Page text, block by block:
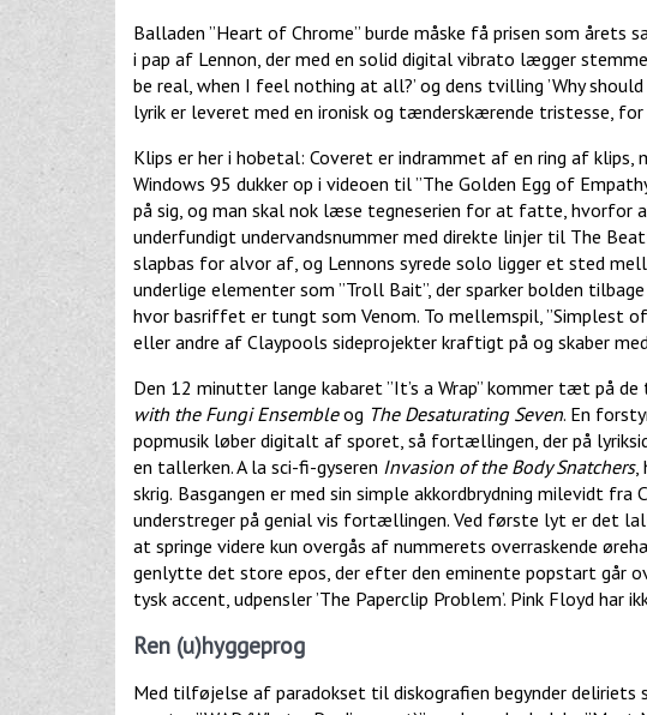
Balladen ”Heart of Chrome” burde måske få prisen som årets
i pap af Lennon, der med en solid digital vibrato lægger
be real, when I feel nothing at all?’ og dens tvilling ’Why
lyrik er leveret med en ironisk og tænderskærende tristesse,
Klips er her i hobetal: Coveret er indrammet af en ring af
Windows 95 dukker op i videoen til ”The Golden Egg of
på sig, og man skal nok læse tegneserien for at fatte, hvorfor
underfundigt undervandsnummer med direkte linjer til The
slapbas for alvor af, og Lennons syrede solo ligger et sted
underlige elementer som ”Troll Bait”, der sparker bolden
hvor basriffet er tungt som Venom. To mellemspil, ”Simplest
eller andre af Claypools sideprojekter kraftigt på og skaber
Den 12 minutter lange kabaret ”It’s a Wrap” kommer tæt på
with the Fungi Ensemble og The Desaturating Seven. En
popmusik løber digitalt af sporet, så fortællingen, der på
en tallerken. A la sci-fi-gyseren Invasion of the Body Snatchers,
skrig. Basgangen er med sin simple akkordbrydning milevidt
understreger på genial vis fortællingen. Ved første lyt er det
at springe videre kun overgås af nummerets overraskende
genlytte det store epos, der efter den eminente popstart går
tysk accent, udpensler ’The Paperclip Problem’. Pink Floyd har
Ren (u)hyggeprog
Med tilføjelse af paradokset til diskografien begynder deliriets